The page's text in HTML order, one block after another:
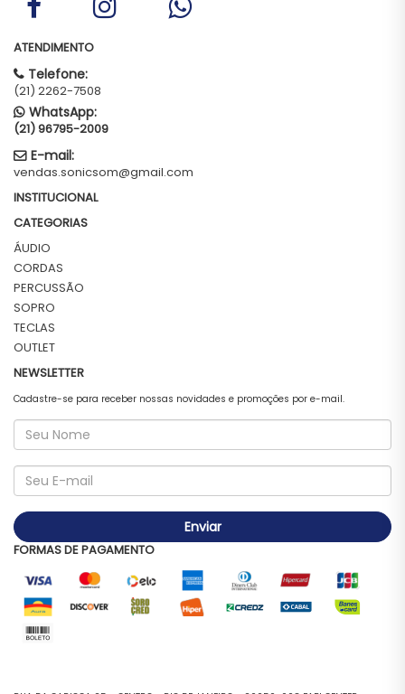
ATENDIMENTO
Telefone:
(21) 2262-7508
WhatsApp:
(21) 96795-2009
E-mail:
vendas.sonicsom@gmail.com
INSTITUCIONAL
CATEGORIAS
ÁUDIO
CORDAS
PERCUSSÃO
SOPRO
TECLAS
OUTLET
NEWSLETTER
Cadastre-se para receber nossas novidades e promoções por e-mail.
Enviar
FORMAS DE PAGAMENTO